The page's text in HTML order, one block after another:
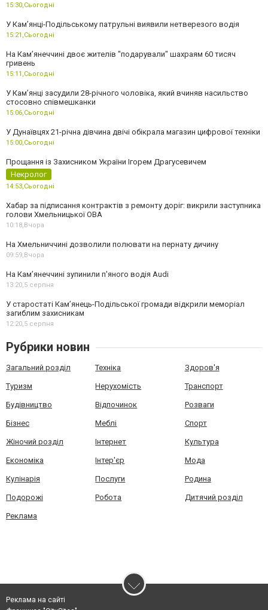
15:30,Сьогодні
У Кам’янці-Подільському патрульні виявили нетверезого водія
15:21,Сьогодні
На Камʼянеччині двоє жителів "подарували" шахраям 60 тисяч
гривень
15:11,Сьогодні
У Камʼянці засудили 28-річного чоловіка, який вчиняв насильство
стосовно співмешканки
15:06,Сьогодні
У Дунаївцях 21-річна дівчина двічі обікрала магазин цифрової техніки
15:00,Сьогодні
Прощання із Захисником України Ігорем Драгусевичем
Некролог
14:53,Сьогодні
Хабар за підписання контрактів з ремонту доріг: викрили заступника
голови Хмельницької ОВА
10:18,Вчора
На Хмельниччині дозволили полювати на пернату дичину
09:59,Вчора
На Камʼянеччині зупинили п'яного водія Audi
13:20,5 серпня
У старостаті Кам’янець-Подільської громади відкрили меморіал
загиблим захисникам
12:20,5 серпня
Рубрики новин
Загальний розділ Техніка Здоров'я
Туризм Нерухомість Транспорт
Будівництво Відпочинок Розваги
Бізнес Меблі Спорт
Жіночий розділ Інтернет Культура
Економіка Інтер'єр Мода
Кулінарія Послуги Родина
Подорожі Робота Дитячий розділ
Реклама
Реклама на сайті